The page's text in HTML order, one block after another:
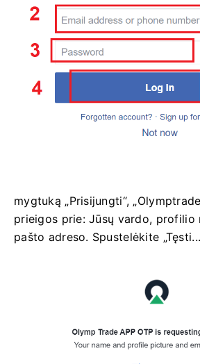
mygtuką „Prisijungti“,
prieigos prie: Jūsų vardo, profilio
pašto adreso. Spustelėkite